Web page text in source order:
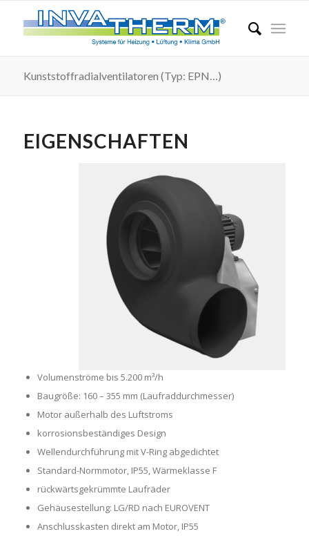
Kunststoffradialventilatoren (Typ: EPN…)
EIGENSCHAFTEN
Volumenströme bis 5.200 m³/h
Baugröße: 160 – 355 mm (Laufraddurchmesser)
Motor außerhalb des Luftstroms
korrosionsbeständiges Design
Wellendurchführung mit V-Ring abgedichtet
Standard-Normmotor, IP55, Wärmeklasse F
rückwärtsgekrümmte Laufräder
Gehäusestellung: LG/RD nach EUROVENT
Anschlusskasten direkt am Motor, IP55